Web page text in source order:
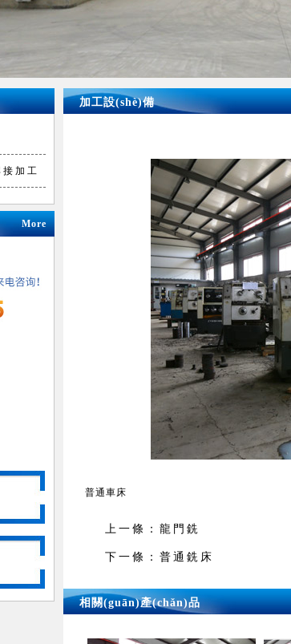
加工
More
加工設(shè)備
普通車床
上一條： 龍門銑
下一條： 普通銑床
相關(guān)產(chǎn)品